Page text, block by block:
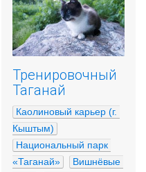
Тренировочный
Таганай
Каолиновый карьер (г.
Кыштым)
Национальный парк
«Таганай»
Вишнёвые